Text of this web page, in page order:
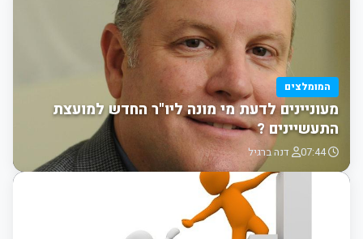
המומלצים
מעוניינים לדעת מי מונה ליו"ר החדש למועצת
התעשיינים ?
07:44 דנה ברגיל